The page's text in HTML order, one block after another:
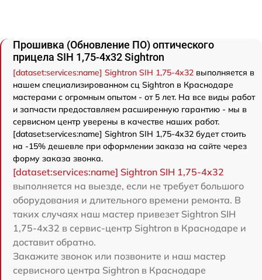
Прошивка (Обновление ПО) оптического
прицела SIH 1,75-4x32 Sightron
[dataset:services:name] Sightron SIH 1,75-4x32 выполняется в
нашем специализированном сц Sightron в Краснодаре
мастерами с огромным опытом - от 5 лет. На все виды работ
и запчасти предоставляем расширенную гарантию - мы в
сервисном центр уверены в качестве наших работ.
[dataset:services:name] Sightron SIH 1,75-4x32 будет стоить
на -15% дешевле при оформлении заказа на сайте через
форму заказа звонка.
[dataset:services:name] Sightron SIH 1,75-4x32
выполняется на выезде, если не требует большого
оборудования и длительного времени ремонта. В
таких случаях наш мастер привезет Sightron SIH
1,75-4x32 в сервис-центр Sightron в Краснодаре и
доставит обратно.
Закажите звонок или позвоните и наш мастер
сервисного центра Sightron в Краснодаре